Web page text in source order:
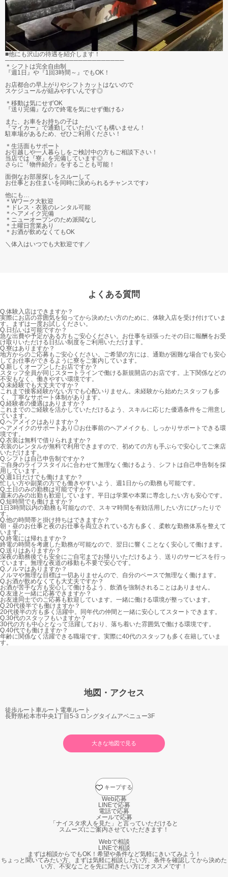
■他にも沢山の待遇を紹介します！
──────────────────────────
＊シフトは完全自由制
『週1日』や『1回3時間～』でもOK！
お店都合の早上がりやシフトカットはないので
スケジュールが組みやすいんです◎
＊移動は気にせずOK
『送り完備』なので終電を気にせず働ける♪
また、お車をお持ちの子は
『マイカー』で通勤していただいても構いません！
駐車場があるため、ぜひご利用ください！
＊生活面もサポート
お引越しや一人暮らしをご検討中の方もご相談下さい！
当店では『寮』を完備しています◎
さらに『物件紹介』をすることも可能！
面倒なお部屋探しをスルーして
お仕事とお住まいを同時に決められるチャンスです♪
他にも…
＊Wワーク大歓迎
＊ドレス・衣装のレンタル可能
＊ヘアメイク完備
＊ニューオープンのため派閥なし
＊土曜日営業あり
＊お酒が飲めなくてもOK
＼体入はいつでも大歓迎です／
よくある質問
Q.体験入店はできますか？
実際にお店の雰囲気を知ってから決めたい方のために、体験入店を受け付けていま
す。まずは一度お試しください。
Q.日払いは可能ですか？
急な出費や予定がある方もご安心ください。お仕事を頑張ったその日に報酬をお受
け取りいただける日払い制度をご利用いただけます。
Q.寮はありますか？
地方からのご応募もご安心ください。ご希望の方には、通勤が困難な場合でも安心
してお仕事ができるように寮をご案内しています。
Q.新しくオープンしたお店ですか？
スタッフ全員が同じスタートラインで働ける新規開店のお店です。上下関係などの
不安もなく、働きやすい環境です。
Q.未経験でも大丈夫ですか？
これまで接客経験がない方でも心配いりません。未経験から始めたスタッフも多
く、丁寧なサポート体制があります。
Q.経験者の優遇はありますか？
これまでのご経験を活かしていただけるよう、スキルに応じた優遇条件をご用意し
ています。
Q.ヘアメイクはありますか？
ヘアメイクのサポートあり◎お仕事前のヘアメイクも、しっかりサポートできる環
境です。
Q.衣装は無料で借りられますか？
衣装のレンタルが無料で利用できますので、初めての方も手ぶらで安心してご来店
いただけます。
Q.シフトは自己申告制ですか？
ご自身のライフスタイルに合わせて無理なく働けるよう、シフトは自己申告制を採
用しています。
Q.週1日だけでも働けますか？
忙しい方や副業の方でも働きやすいよう、週1日からの勤務も可能です。
Q.土日のみの勤務は可能ですか？
週末のみの出勤も歓迎しています。平日は学業や本業に専念したい方も安心です。
Q.短時間でも働けますか？
1日3時間以内の勤務も可能なので、スキマ時間を有効活用したい方にぴったりで
す。
Q.他の時間帯と掛け持ちはできますか？
朝・昼のお仕事と夜のお仕事を両立されている方も多く、柔軟な勤務体系を整えて
います。
Q.終電には帰れますか？
終電の時間を考慮した勤務が可能なので、翌日に響くことなく安心して働けます。
Q.送りはありますか？
深夜の勤務後でも安全にご自宅までお帰りいただけるよう、送りのサービスを行っ
ています。無理な夜道の移動も不要で安心です。
Q.ノルマはありますか？
ノルマや無理な目標は一切ありませんので、自分のペースで無理なく働けます。
Q.お酒が飲めなくても大丈夫ですか？
お酒が苦手な方も安心して働けるよう、飲酒を強制されることはありません。
Q.友達と一緒に応募できますか？
お友達同士でのご応募も歓迎しています。一緒に働ける環境が整っています。
Q.20代後半でも働けますか？
20代後半の方も多く活躍中。同年代の仲間と一緒に安心してスタートできます。
Q.30代のスタッフもいますか？
30代の方も中心となって活躍しており、落ち着いた雰囲気で働ける環境です。
Q.40代でも働けますか？
年齢に関係なく活躍できる職場です。実際に40代のスタッフも多く在籍していま
す。
地図・アクセス
徒歩ルート 車ルート 電車ルート
長野県松本市中央1丁目5-3 ロングタイムアベニュー3F
大きな地図で見る
キープする
Web応募
LINEで応募
電話で応募
メールで応募
「ナイスタ求人を見た」と言っていただけると
スムーズにご案内させていただきます！
Webで相談
LINEで相談
まずは相談からでもOK！希望や条件など気軽にきいてみよう！
ちょっと聞いてみたい方、まずは気軽に相談したい方、条件を確認してから決めた
い方、不安なことを先に聞きたい方にオススメです！